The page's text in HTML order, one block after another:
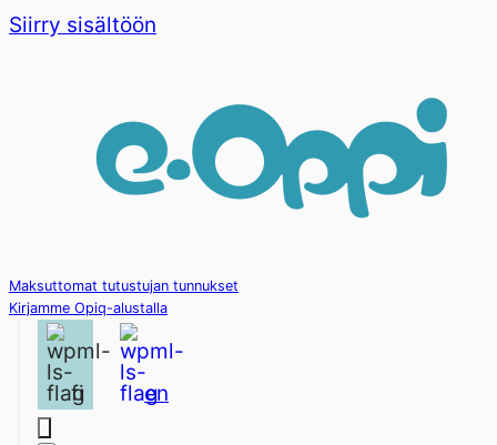
Siirry sisältöön
Maksuttomat tutustujan tunnukset
Kirjamme Opiq-alustalla
fi en